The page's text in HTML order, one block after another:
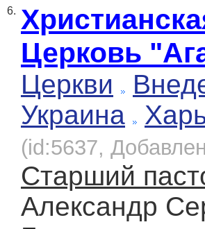
6.
Церковь
Церкви
Украина
(id:5637,
Старший
Александр